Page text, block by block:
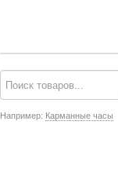
Например: Карманные часы